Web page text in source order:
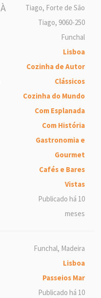
À
Tiago, Forte de São
Tiago, 9060-250
Funchal
Lisboa
Cozinha de Autor
Clássicos
Cozinha do Mundo
Com Esplanada
Com História
Gastronomia e
Gourmet
Cafés e Bares
Vistas
Publicado há 10
meses
Funchal, Madeira
Lisboa
Passeios Mar
Publicado há 10